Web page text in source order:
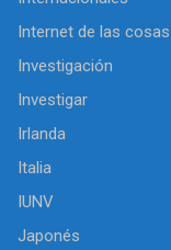
Internet de las cosas
Investigación
Investigar
Irlanda
Italia
IUNV
Japonés